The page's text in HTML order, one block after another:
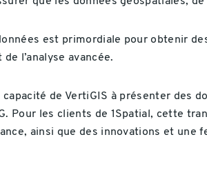
est primordiale pour obtenir
l’analyse avancée.
de VertiGIS à présenter des
Pour les clients de 1Spatial, cette
ainsi que des innovations et une